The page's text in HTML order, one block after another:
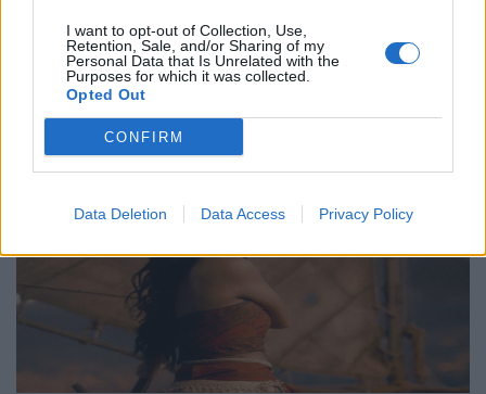
I want to opt-out of Collection, Use,
Retention, Sale, and/or Sharing of my
Personal Data that Is Unrelated with the
Purposes for which it was collected.
Opted Out
CONFIRM
Data Deletion Data Access Privacy Policy
Ο Philip Glass θα γιορτάσει τα 90ά του γενέθλια στις 31
Ιανουαρίου 2027 με μια πολυετή, διεθνή σειρά εκδηλώσεων
που κορυφώνεται με την παγκόσμια πρεμιέρα της "Συμφωνίας
Νο. 15: Lincoln" και επετειακά